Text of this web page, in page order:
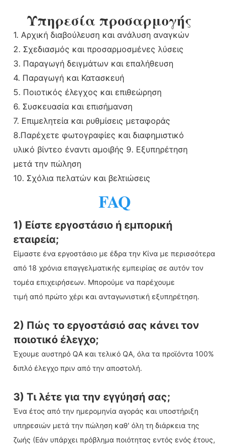
Υπηρεσία προσαρμογής
1. Αρχική διαβούλευση και ανάλυση αναγκών
2. Σχεδιασμός και προσαρμοσμένες λύσεις
3. Παραγωγή δειγμάτων και επαλήθευση
4. Παραγωγή και Κατασκευή
5. Ποιοτικός έλεγχος και επιθεώρηση
6. Συσκευασία και επισήμανση
7. Επιμελητεία και ρυθμίσεις μεταφοράς
8.Παρέχετε φωτογραφίες και διαφημιστικό
υλικό βίντεο έναντι αμοιβής 9. Εξυπηρέτηση
μετά την πώληση
10. Σχόλια πελατών και βελτιώσεις
FAQ
1) Είστε εργοστάσιο ή εμπορική
εταιρεία;
Είμαστε ένα εργοστάσιο με έδρα την Κίνα με περισσότερα
από 18 χρόνια επαγγελματικής εμπειρίας σε αυτόν τον
τομέα επιχειρήσεων. Μπορούμε να παρέχουμε
τιμή από πρώτο χέρι και ανταγωνιστική εξυπηρέτηση.
2) Πώς το εργοστάσιό σας κάνει τον
ποιοτικό έλεγχο;
Έχουμε αυστηρό QA και τελικό QA, όλα τα προϊόντα 100%
διπλό έλεγχο πριν από την αποστολή.
3) Τι λέτε για την εγγύησή σας;
Ένα έτος από την ημερομηνία αγοράς και υποστήριξη
υπηρεσιών μετά την πώληση καθ' όλη τη διάρκεια της
ζωής (Εάν υπάρχει πρόβλημα ποιότητας εντός ενός έτους,